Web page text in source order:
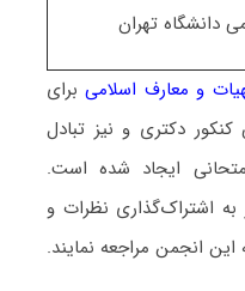
دانشگاه تهران
و معارف اسلامیبرای
دکتری و نیز تبادل
ایجاد شده است.
به اشتراک‌گذاری نظرات و
انجمن مراجعه نمایند.